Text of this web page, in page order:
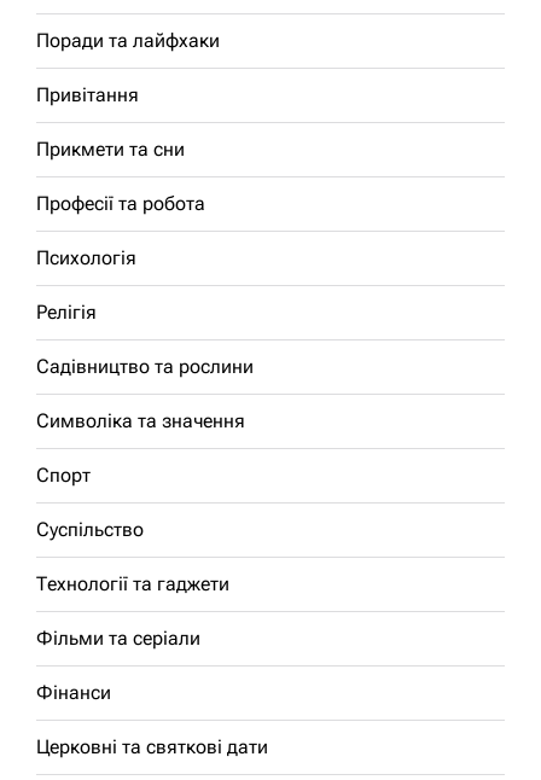
Поради та лайфхаки
Привітання
Прикмети та сни
Професії та робота
Психологія
Релігія
Садівництво та рослини
Символіка та значення
Спорт
Суспільство
Технології та гаджети
Фільми та серіали
Фінанси
Церковні та святкові дати